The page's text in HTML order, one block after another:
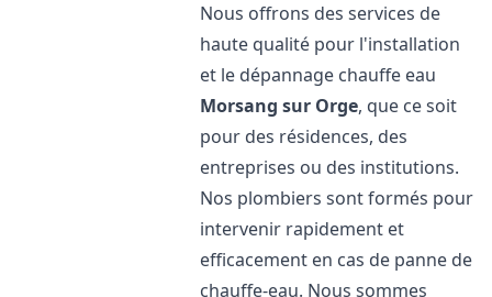
Nous offrons des services de
haute qualité pour l'installation
et le dépannage chauffe eau
Morsang sur Orge, que ce soit
pour des résidences, des
entreprises ou des institutions.
Nos plombiers sont formés pour
intervenir rapidement et
efficacement en cas de panne de
chauffe-eau. Nous sommes